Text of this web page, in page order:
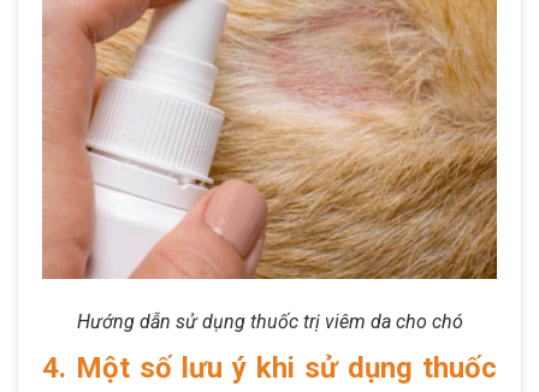
Hướng dẫn sử dụng thuốc trị viêm da cho chó
4. Một số lưu ý khi sử dụng thuốc